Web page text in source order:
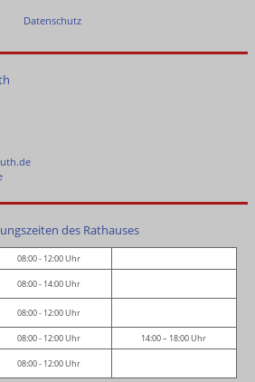
Datenschutz
des Rathauses
08:00 - 12:00 Uhr
08:00 - 14:00 Uhr
08:00 - 12:00 Uhr
08:00 - 12:00 Uhr 14:00 – 18:00 Uhr
08:00 - 12:00 Uhr